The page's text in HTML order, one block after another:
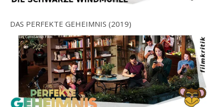
DAS PERFEKTE GEHEIMNIS (2019)